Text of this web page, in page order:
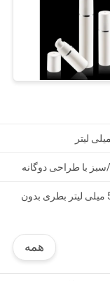
پمپ نقلیه طلای پوسته سفید پلاستیکی 5/10/15 میلی لیتر بطری بدون
همه